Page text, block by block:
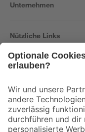
Unternehmen
Nützliche Links
Der toom Newsletter: Keine
Zur Newsletter